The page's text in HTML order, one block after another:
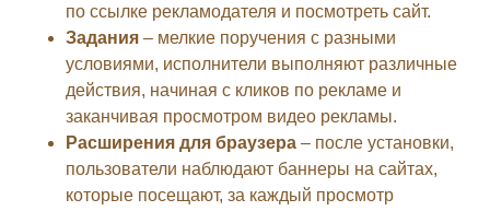
по ссылке рекламодателя и посмотреть сайт.
Задания – мелкие поручения с разными
условиями, исполнители выполняют различные
действия, начиная с кликов по рекламе и
заканчивая просмотром видео рекламы.
Расширения для браузера – после установки,
пользователи наблюдают баннеры на сайтах,
которые посещают, за каждый просмотр